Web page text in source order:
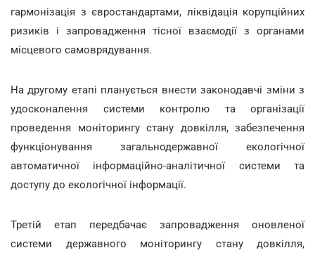
гармонізація з євростандартами, ліквідація корупційних
ризиків і запровадження тісної взаємодії з органами
місцевого самоврядування.
На другому етапі планується внести законодавчі зміни з
удосконалення системи контролю та організації
проведення моніторингу стану довкілля, забезпечення
функціонування загальнодержавної екологічної
автоматичної інформаційно-аналітичної системи та
доступу до екологічної інформації.
Третій етап передбачає запровадження оновленої
системи державного моніторингу стану довкілля,